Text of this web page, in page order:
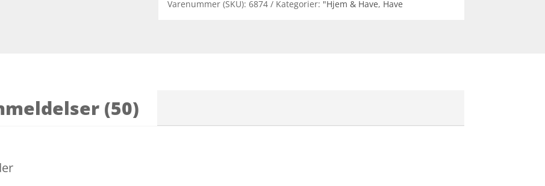
Varenummer (SKU): 6874 Kategorier: "Hjem & Have, Have
(50)